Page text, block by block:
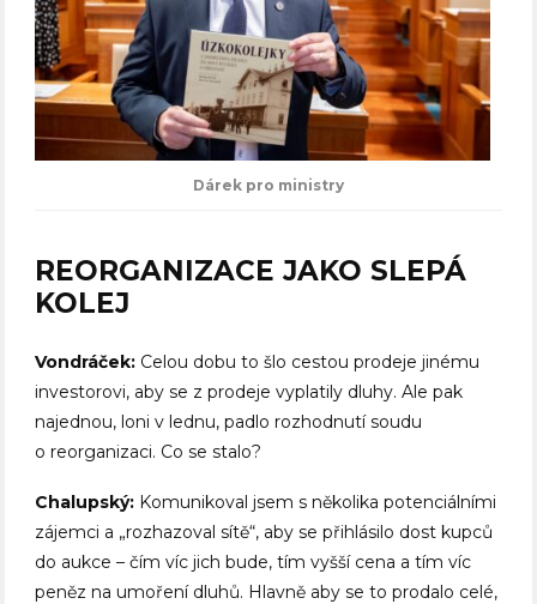
Dárek pro ministry
REORGANIZACE JAKO SLEPÁ
KOLEJ
Vondráček: Celou dobu to šlo cestou prodeje jinému
investorovi, aby se z prodeje vyplatily dluhy. Ale pak
najednou, loni v lednu, padlo rozhodnutí soudu
o reorganizaci. Co se stalo?
Chalupský: Komunikoval jsem s několika potenciálními
zájemci a „rozhazoval sítě“, aby se přihlásilo dost kupců
do aukce – čím víc jich bude, tím vyšší cena a tím víc
peněz na umoření dluhů. Hlavně aby se to prodalo celé,